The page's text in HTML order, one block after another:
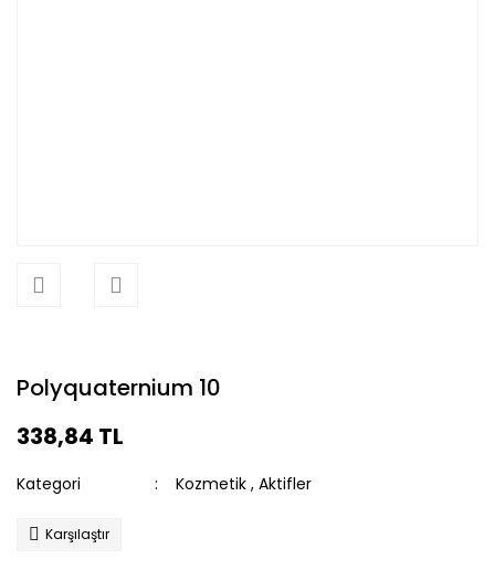
Polyquaternium 10
338,84 TL
Kategori Kozmetik ,Aktifler
Karşılaştır